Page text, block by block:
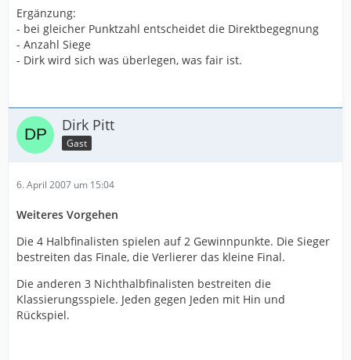
Ergänzung:
- bei gleicher Punktzahl entscheidet die Direktbegegnung
- Anzahl Siege
- Dirk wird sich was überlegen, was fair ist.
Dirk Pitt
Gast
6. April 2007 um 15:04
Weiteres Vorgehen
Die 4 Halbfinalisten spielen auf 2 Gewinnpunkte. Die Sieger
bestreiten das Finale, die Verlierer das kleine Final.
Die anderen 3 Nichthalbfinalisten bestreiten die
Klassierungsspiele. Jeden gegen Jeden mit Hin und
Rückspiel.